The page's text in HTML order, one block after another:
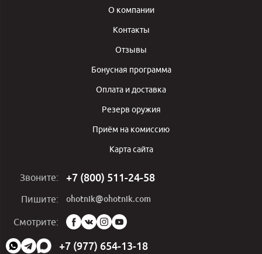
О компании
Контакты
Отзывы
Бонусная программа
Оплата и доставка
Резерв оружия
Приём на комиссию
Карта сайта
Звоните: +7 (800) 511-24-58
Пишите: ohotnik@ohotnik.com
Смотрите:
Мы
в
социальных
+7 (977) 654-13-18